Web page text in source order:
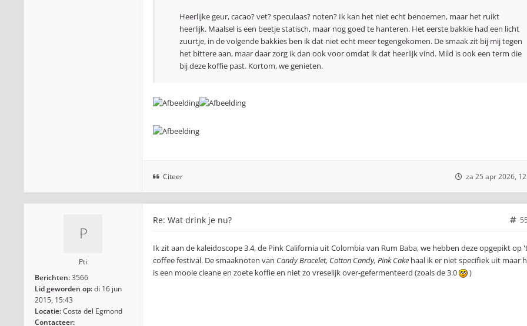
Heerlijke geur, cacao? vet? speculaas? noten? Ik kan het niet echt benoemen, maar het ruikt
heerlijk. Maalsel is een beetje statisch, maar nog goed te hanteren. Het eerste bakkie had een licht
zuurtje, in de volgende bakkies ben ik dat niet echt meer tegengekomen. De smaak zit bij mij tegen
het bittere aan, maar daar zorg ik dan ook voor omdat ik dat heerlijk vind. Mild is ook een term die
bij deze koffie past. Kortom, we genieten.
Citeer za 25 apr 2026,
Pti
Berichten:3566
Lid geworden op:di 16 jun
2015, 15:43
Locatie:Costa del Egmond
Contacteer:
Re: Wat drink je nu?
Ik zit aan de kaleidoscope 3.4, de Pink California uit Colombia van Rum Baba, we hebben deze opgepikt op
coffee festival. De smaaknoten van Candy Bracelet, Cotton Candy, Pink Cake haal ik er niet specifiek uit maar
is een mooie cleane en zoete koffie en niet zo vreselijk over-gefermenteerd (zoals de 3.0
)